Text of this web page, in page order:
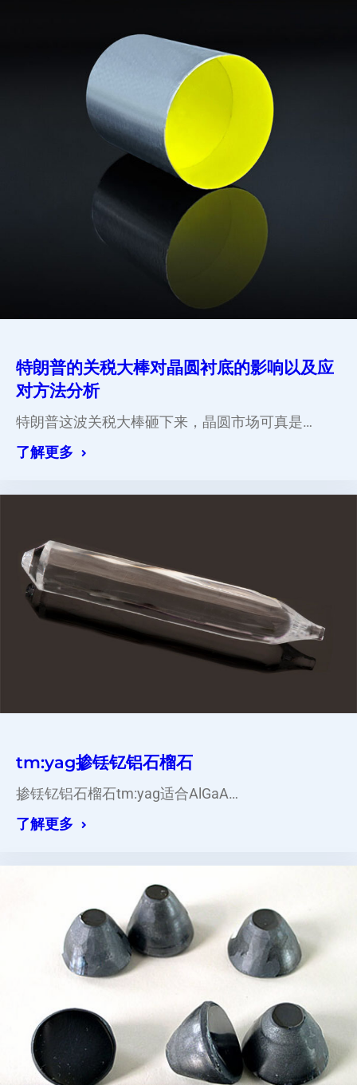
特朗普的关税大棒对晶圆衬底的影响以及应
对方法分析
特朗普这波关税大棒砸下来，晶圆市场可真是…
了解更多
tm:yag掺铥钇铝石榴石
掺铥钇铝石榴石tm:yag适合AlGaA…
了解更多